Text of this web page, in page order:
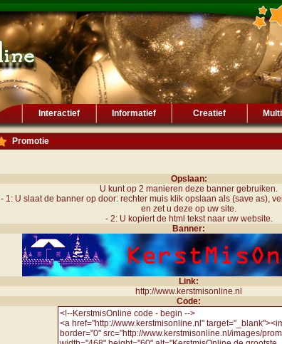
Interactief Informatief Creatief
Promotie
Opslaan:
U kunt op 2 manieren deze banner gebruiken.
- 1: U slaat de banner op door: rechter muis klik opslaan als (save as),
en zet u deze op uw site.
- 2: U kopiert de html tekst naar uw website.
Banner:
Link:
http://www.kerstmisonline.nl
Code: